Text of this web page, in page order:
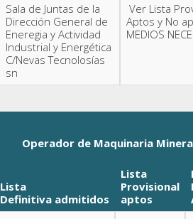
Sala de Juntas de la
Dirección General de
Eneregia y Actividad
Industrial y Energética
C/Nevas Tecnolosías
sn
Ver Lista
Aptos y No
MEDIOS
Operador de Maquinaria
Lista
Definitiva admitidos
Lista
Provisional
aptos